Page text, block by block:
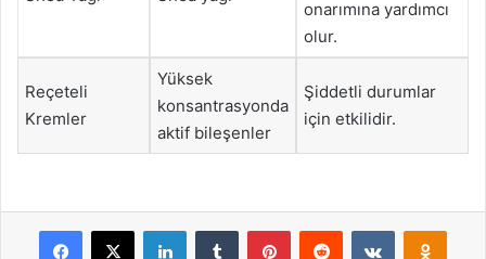
onarımına yardımcı
olur.
Reçeteli
Kremler
Yüksek
konsantrasyonda
aktif bileşenler
Şiddetli durumlar
için etkilidir.
Facebook
X LinkedInTumblr PinterestReddit VKontakte